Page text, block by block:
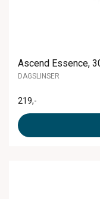
Ascend Essence,
DAGSLINSER
219,-